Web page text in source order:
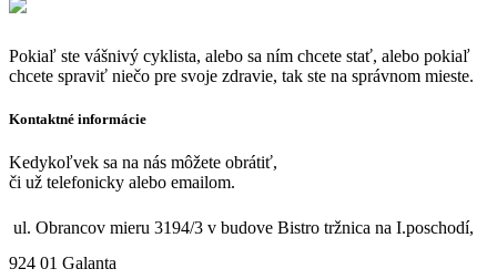
Pokiaľ ste vášnivý cyklista, alebo sa ním chcete stať, alebo pokiaľ
chcete spraviť niečo pre svoje zdravie, tak ste na správnom mieste.
Kontaktné informácie
Kedykoľvek sa na nás môžete obrátiť,
či už telefonicky alebo emailom.
ul. Obrancov mieru 3194/3 v budove Bistro tržnica na I.poschodí,
924 01 Galanta